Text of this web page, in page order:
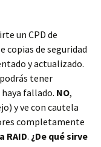
un CPD de
copias de seguridad
y actualizado.
tener
fallado. NO,
y ve con cautela
completamente
RAID. ¿De qué sirve